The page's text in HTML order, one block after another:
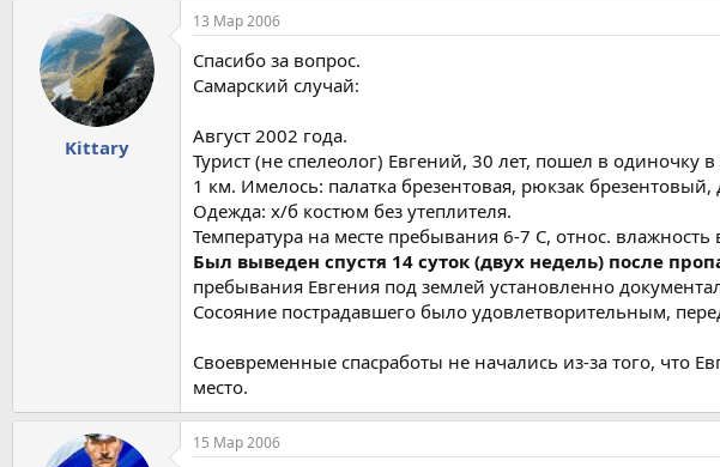
Kittary
13 Мар 2006
Спасибо за вопрос.
Самарский случай:
Август 2002 года.
Турист (не спелеолог) Евгений, 30 лет, пошел в одиночку
1 км. Имелось: палатка брезентовая, рюкзак
Одежда: х/б костюм без утеплителя.
Температура на месте пребывания 6-7 С, относ.
Был выведен спустя 14 суток (двух недель) после
пребывания Евгения под землей установленно
Сосояние пострадавшего было удовлетворительным,
Своевременные спасработы не начались из-за того, что
место.
15 Мар 2006